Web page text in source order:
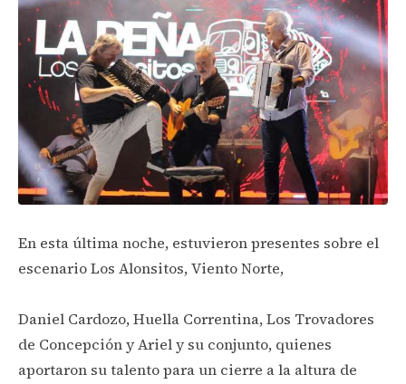
En esta última noche, estuvieron presentes sobre el
escenario Los Alonsitos, Viento Norte,
Daniel Cardozo, Huella Correntina, Los Trovadores
de Concepción y Ariel y su conjunto, quienes
aportaron su talento para un cierre a la altura de